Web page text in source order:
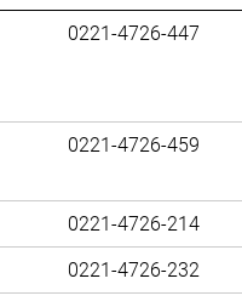
0221-4726-447
0221-4726-459
0221-4726-214
0221-4726-232